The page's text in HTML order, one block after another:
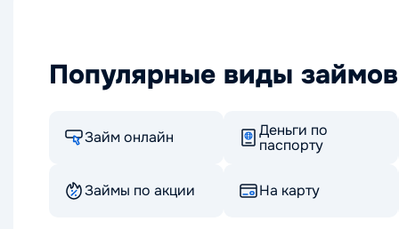
Популярные виды займов
Займ онлайн
Деньги по
паспорту
Займы по акции На карту